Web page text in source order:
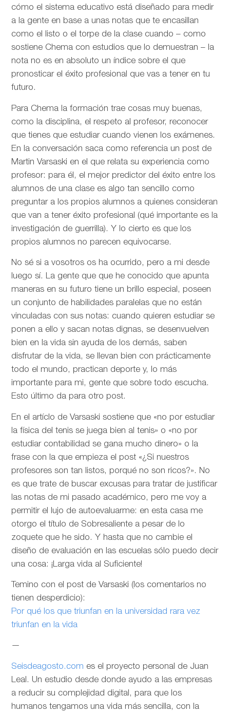
cómo el sistema educativo está diseñado para medir
a la gente en base a unas notas que te encasillan
como el listo o el torpe de la clase cuando – como
sostiene Chema con estudios que lo demuestran – la
nota no es en absoluto un índice sobre el que
pronosticar el éxito profesional que vas a tener en tu
futuro.
Para Chema la formación trae cosas muy buenas,
como la disciplina, el respeto al profesor, reconocer
que tienes que estudiar cuando vienen los exámenes.
En la conversación saca como referencia un post de
Martin Varsaski en el que relata su experiencia como
profesor: para él, el mejor predictor del éxito entre los
alumnos de una clase es algo tan sencillo como
preguntar a los propios alumnos a quienes consideran
que van a tener éxito profesional (qué importante es la
investigación de guerrilla). Y lo cierto es que los
propios alumnos no parecen equivocarse.
No sé si a vosotros os ha ocurrido, pero a mi desde
luego sí. La gente que que he conocido que apunta
maneras en su futuro tiene un brillo especial, poseen
un conjunto de habilidades paralelas que no están
vinculadas con sus notas: cuando quieren estudiar se
ponen a ello y sacan notas dignas, se desenvuelven
bien en la vida sin ayuda de los demás, saben
disfrutar de la vida, se llevan bien con prácticamente
todo el mundo, practican deporte y, lo más
importante para mi, gente que sobre todo escucha.
Esto último da para otro post.
En el artíclo deVarsaski sostiene que «no por estudiar
la física del tenis se juega bien al tenis» o «no por
estudiar contabilidad se gana mucho dinero» o la
frase con la que empieza el post «¿Si nuestros
profesores son tan listos, porqué no son ricos?». No
es que trate de buscar excusas para tratar de justificar
las notas de mi pasado académico, pero me voy a
permitir el lujo de autoevaluarme: en esta casa me
otorgo el título de Sobresaliente a pesar de lo
zoquete que he sido. Y hasta que no cambie el
diseño de evaluación en las escuelas sólo puedo decir
una cosa: ¡Larga vida al Suficiente!
Temino con el post de Varsaski (los comentarios no
tienen desperdicio):
Por qué los que triunfan en la universidad rara vez
triunfan en la vida
—
Seisdeagosto.com es el proyecto personal de Juan
Leal. Un estudio desde donde ayudo a las empresas
a reducir su complejidad digital, para que los
humanos tengamos una vida más sencilla, con la